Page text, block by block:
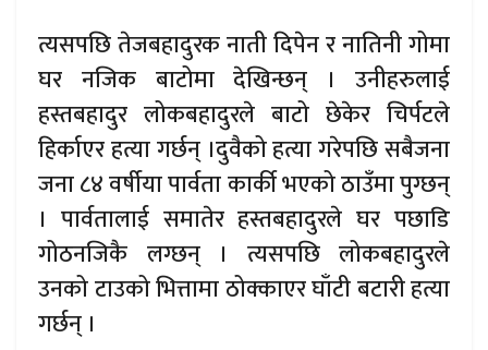
त्यसपछि तेजबहादुरक नाती दिपेन र नातिनी गोमा
घर नजिक बाटोमा देखिन्छन् । उनीहरुलाई
हस्तबहादुर लोकबहादुरले बाटो छेकेर चिर्पटले
हिर्काएर हत्या गर्छन् ।दुवैको हत्या गरेपछि सबैजना
जना ८४ वर्षीया पार्वता कार्की भएको ठाउँमा पुग्छन्
। पार्वतालाई समातेर हस्तबहादुरले घर पछाडि
गोठनजिकै लग्छन् । त्यसपछि लोकबहादुरले
उनको टाउको भित्तामा ठोक्काएर घाँटी बटारी हत्या
गर्छन् ।